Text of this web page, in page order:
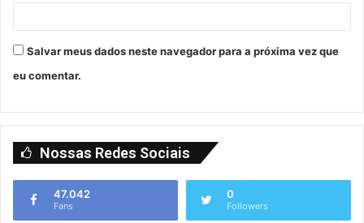
Salvar meus dados neste navegador para a próxima vez que
eu comentar.
Nossas Redes Sociais
47.042
Fans
0
Followers